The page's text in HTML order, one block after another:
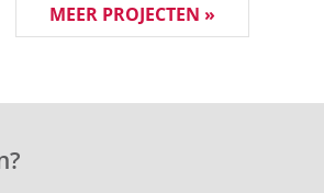
MEER PROJECTEN »